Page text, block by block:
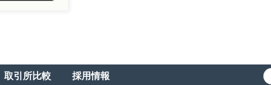
取引所比較 採用情報